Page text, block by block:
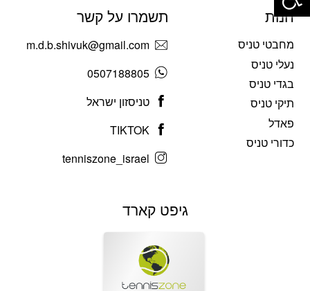
חנות
מחבטי טניס
נעלי טניס
בגדי טניס
תיקי טניס
פאדל
כדורי טניס
תשמרו על קשר
m.d.b.shivuk@gmail.com
0507188805
טניסזון ישראל
TIKTOK
tenniszone_israel
גיפט קארד